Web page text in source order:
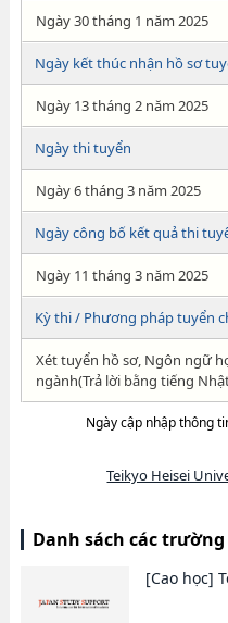
Ngày 30 tháng 1 năm 2025
Ngày kết thúc nhận hồ sơ
Ngày 13 tháng 2 năm 2025
Ngày thi tuyển
Ngày 6 tháng 3 năm 2025
Ngày công bố kết quả thi
Ngày 11 tháng 3 năm 2025
Kỳ thi / Phương pháp tuyển
Xét tuyển hồ sơ, Ngôn ngữ
ngành(Trả lời bằng tiếng
Ngày cập nhập thông
Teikyo Heisei
Danh sách các
[Cao học]